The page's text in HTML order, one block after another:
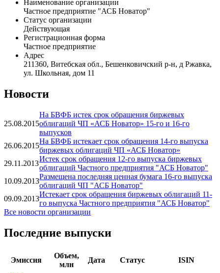
Наименование организации
Частное предприятие "АСБ Новатор"
Статус организации
Действующая
Регистрационная форма
Частное предприятие
Адрес
211360, Витебская обл., Бешенковичский р-н, д Ржавка,
ул. Школьная, дом 11
Новости
25.08.2015
На БВФБ истек срок обращения биржевых
облигаций ЧП «АСБ Новатор» 15-го и 16-го
выпусков
26.06.2015
На БВФБ истекает срок обращения 14-го выпуска
биржевых облигаций ЧП «АСБ Новатор»
29.11.2013
Истек срок обращения 12-го выпуска биржевых
облигаций Частного предприятия "АСБ Новатор"
10.09.2013
Размещена последняя ценная бумага 16-го выпуска
облигаций ЧП "АСБ Новатор"
09.09.2013
Истекает срок обращения биржевых облигаций 11-
го выпуска Частного предприятия "АСБ Новатор"
Все новости организации
Последние выпуски
Эмиссия
Объем,
млн
Дата Статус
ISIN